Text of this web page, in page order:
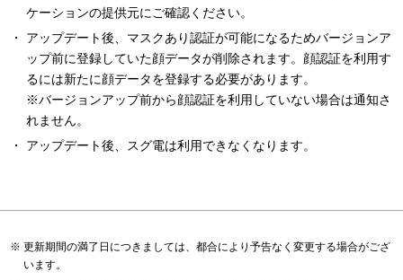
ケーションの提供元にご確認ください。
アップデート後、マスクあり認証が可能になるためバージョンア
ップ前に登録していた顔データが削除されます。顔認証を利用す
るには新たに顔データを登録する必要があります。
※バージョンアップ前から顔認証を利用していない場合は通知さ
れません。
アップデート後、スグ電は利用できなくなります。
更新期間の満了日につきましては、都合により予告なく変更する場合がござ
います。